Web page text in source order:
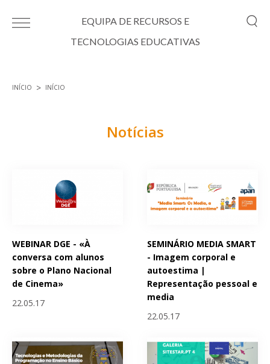
EQUIPA DE RECURSOS E
TECNOLOGIAS EDUCATIVAS
INÍCIO INÍCIO
Notícias
WEBINAR DGE - «À
conversa com alunos
sobre o Plano Nacional
de Cinema»
22.05.17
SEMINÁRIO MEDIA SMART
- Imagem corporal e
autoestima |
Representação pessoal e
media
22.05.17
Páginas